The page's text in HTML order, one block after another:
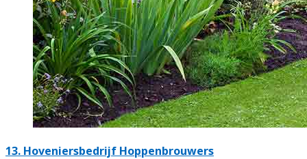
13. Hoveniersbedrijf Hoppenbrouwers